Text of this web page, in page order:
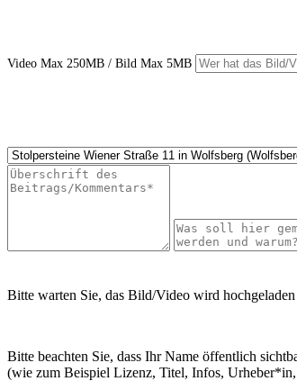
Video Max 250MB / Bild Max 5MB
Bitte warten Sie, das Bild/Video wird
Bitte beachten Sie, dass Ihr Name öffentlich
(wie zum Beispiel Lizenz, Titel, Infos,